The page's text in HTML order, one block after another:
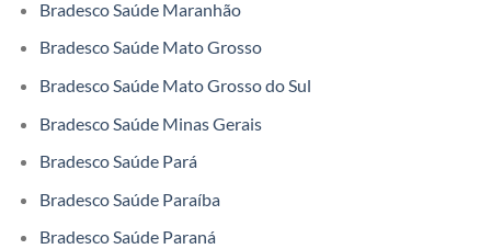
Bradesco Saúde Maranhão
Bradesco Saúde Mato Grosso
Bradesco Saúde Mato Grosso do Sul
Bradesco Saúde Minas Gerais
Bradesco Saúde Pará
Bradesco Saúde Paraíba
Bradesco Saúde Paraná